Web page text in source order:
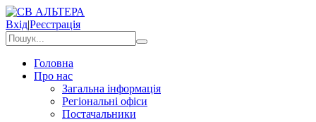
Вхід|Реєстрація
Головна
Про нас
Загальна інформація
Регіональні офіси
Постачальники